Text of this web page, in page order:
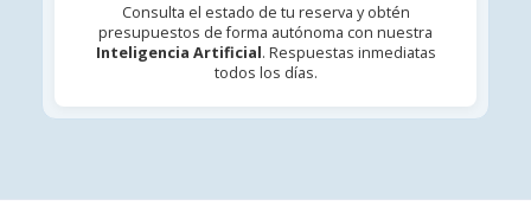
Consulta el estado de tu reserva y obtén
presupuestos de forma autónoma con nuestra
Inteligencia Artificial. Respuestas inmediatas
todos los días.